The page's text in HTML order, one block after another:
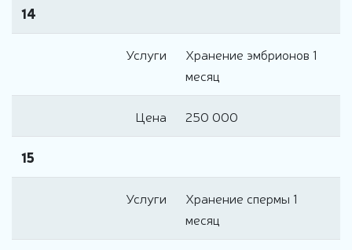
14
Услуги
Хранение эмбрионов 1
месяц
Цена 250 000
15
Услуги
Хранение спермы 1
месяц